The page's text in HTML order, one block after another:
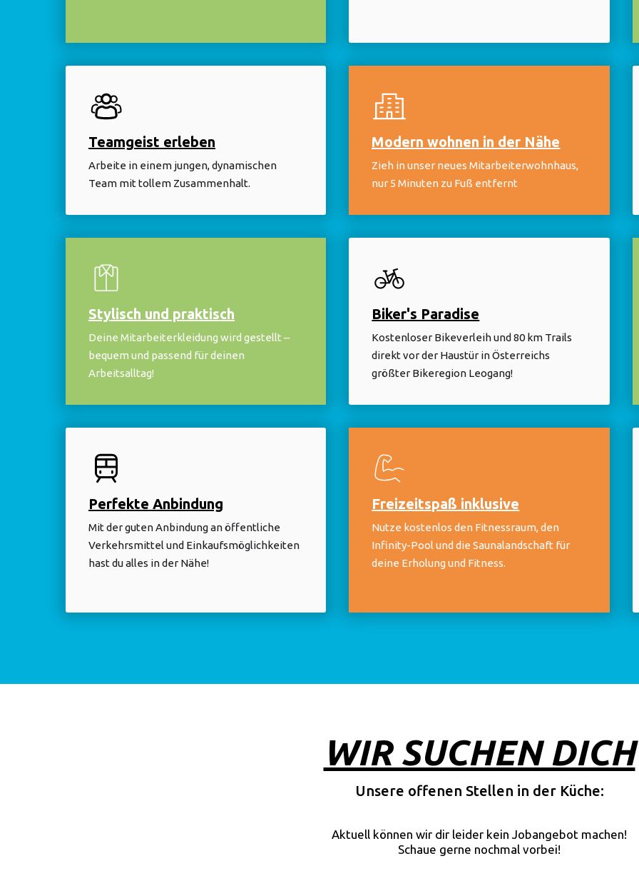
Teamgeist erleben
Arbeite in einem jungen, dynamischen
Team mit tollem Zusammenhalt.
Modern wohnen in der Nähe
Zieh in unser neues Mitarbeiterwohnhaus,
nur 5 Minuten zu Fuß entfernt
Stylisch und praktisch
Deine Mitarbeiterkleidung wird gestellt –
bequem und passend für deinen
Arbeitsalltag!
Biker's Paradise
Kostenloser Bikeverleih und 80 km Trails
direkt vor der Haustür in Österreichs
größter Bikeregion Leogang!
Perfekte Anbindung
Mit der guten Anbindung an öffentliche
Verkehrsmittel und Einkaufsmöglichkeiten
hast du alles in der Nähe!
Freizeitspaß inklusive
Nutze kostenlos den Fitnessraum, den
Infinity-Pool und die Saunalandschaft für
deine Erholung und Fitness.
WIR SUCHEN DICH
Unsere offenen Stellen in der Küche:
Aktuell können wir dir leider kein Jobangebot machen!
Schaue gerne nochmal vorbei!